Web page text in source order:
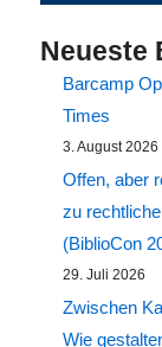
Neueste
Barcamp
Times
3. August 2026
Offen, aber
zu
(BiblioCon
29. Juli 2026
Zwischen
Wie